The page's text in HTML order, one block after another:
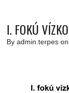
I. FOKÚ
By admin.terpes